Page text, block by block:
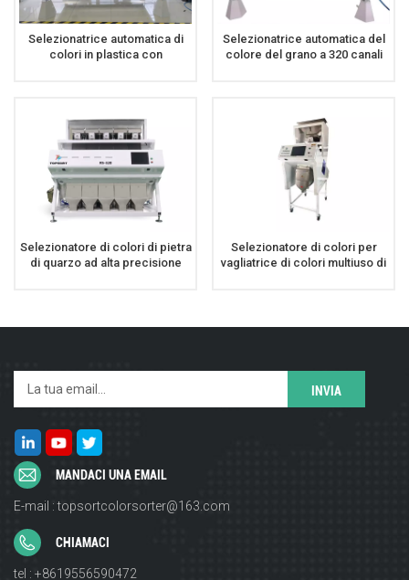
Selezionatrice automatica di
colori in plastica con
Selezionatrice automatica del
colore del grano a 320 canali
Selezionatore di colori di pietra
di quarzo ad alta precisione
Selezionatore di colori per
vagliatrice di colori multiuso di
MANDACI UNA EMAIL
E-mail : topsortcolorsorter@163.com
CHIAMACI
tel : +8619556590472